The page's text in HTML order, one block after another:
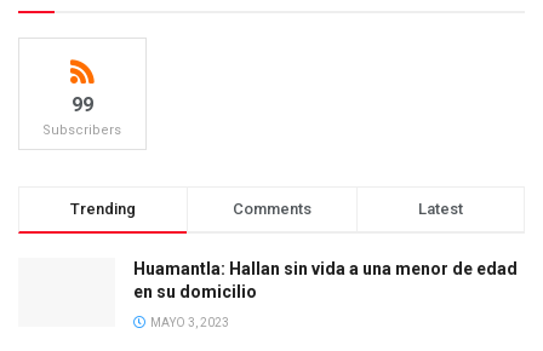
99
Subscribers
Trending Comments Latest
Huamantla: Hallan sin vida a una menor de edad
en su domicilio
MAYO 3, 2023